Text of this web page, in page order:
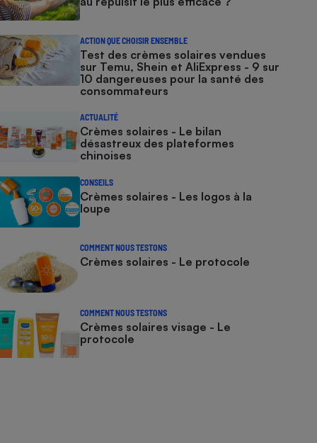
ACTION QUE CHOISIR ENSEMBLE
Test des crèmes solaires vendues
sur Temu, Shein et AliExpress - 9 sur
10 dangereuses pour la santé des
consommateurs
ACTUALITÉ
Crèmes solaires - Le bilan
désastreux des plateformes
chinoises
CONSEILS
Crèmes solaires - Les logos à la
loupe
COMMENT NOUS TESTONS
Crèmes solaires - Le protocole
COMMENT NOUS TESTONS
Crèmes solaires visage - Le
protocole